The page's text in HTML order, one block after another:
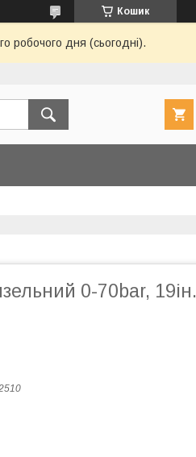
Кошик
робочого дня (сьогодні).
0-70bar, 19ін.